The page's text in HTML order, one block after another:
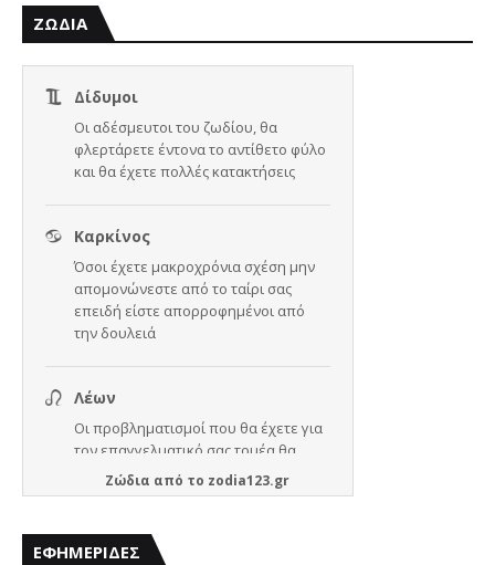
ΖΩΔΙΑ
Ζώδια από το zodia123.gr
ΕΦΗΜΕΡΙΔΕΣ